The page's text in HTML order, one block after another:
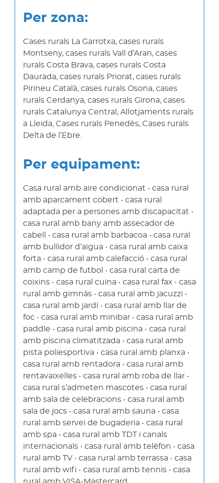
Per zona:
Cases rurals La Garrotxa, cases rurals
Montseny, cases rurals Vall d’Aran, cases
rurals Costa Brava, cases rurals Costa
Daurada, cases rurals Priorat, cases rurals
Pirineu Català, cases rurals Osona, cases
rurals Cerdanya, cases rurals Girona, cases
rurals Catalunya Central, Allotjaments rurals
a Lleida, Cases rurals Penedès, Cases rurals
Delta de l’Ebre.
Per equipament:
Casa rural amb aire condicionat • casa rural
amb aparcament cobert • casa rural
adaptada per a persones amb discapacitat •
casa rural amb bany amb assecador de
cabell • casa rural amb barbacoa • casa rural
amb bullidor d’aigua • casa rural amb caixa
forta • casa rural amb calefacció • casa rural
amb camp de futbol • casa rural carta de
coixins • casa rural cuina • casa rural fax • casa
rural amb gimnàs • casa rural amb jacuzzi •
casa rural amb jardí • casa rural amb llar de
foc • casa rural amb minibar • casa rural amb
paddle • casa rural amb piscina • casa rural
amb piscina climatitzada • casa rural amb
pista poliesportiva • casa rural amb planxa •
casa rural amb rentadora • casa rural amb
rentavaixelles • casa rural amb roba de llar •
casa rural s’admeten mascotes • casa rural
amb sala de celebracions • casa rural amb
sala de jocs • casa rural amb sauna • casa
rural amb servei de bugaderia • casa rural
amb spa • casa rural amb TDT i canals
internacionals • casa rural amb telèfon • casa
rural amb TV • casa rural amb terrassa • casa
rural amb wifi • casa rural amb tennis • casa
rural amb VISA-Mastercard